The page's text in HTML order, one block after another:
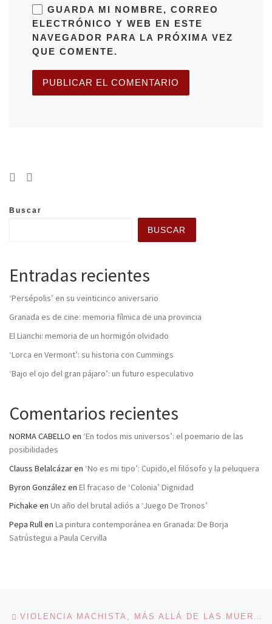
GUARDA MI NOMBRE, CORREO
ELECTRÓNICO Y WEB EN ESTE
NAVEGADOR PARA LA PRÓXIMA VEZ
QUE COMENTE.
Buscar
BUSCAR
Entradas recientes
‘Persépolis’ en su veinticinco aniversario
Granada es de cine: memoria fílmica de una provincia
El Lianchi: memoria de un hormigón olvidado
‘Lorca en Vermont’: su historia con Cummings
‘Bajo el ojo del gran pájaro’: un futuro especulativo
Comentarios recientes
NORMA CABELLO en ‘En todos mis universos’: el poemario de las
posibilidades
Clauss Belalcázaren ‘No es mi tipo’: Cupido,el filósofo y la peluquera
Byron González en El fracaso de ‘Colonia’ Dignidad
Pichake en Un año del brutal adiós a ‘Juego De Tronos’
Pepa Rullen La pintura contemporánea en Granada: De Borja
Satrústegui a Paula Cervilla
Navegación de entradas VIOLENCIA MACHISTA, MÁS ALLÁ DE LAS MUERTES